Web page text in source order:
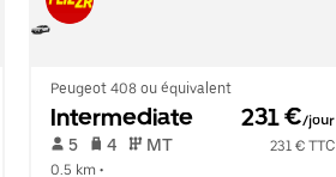
Peugeot 408 ou équivalent
Intermediate 231 €/jour
5 4 MT
231 € TTC
0.5 km •